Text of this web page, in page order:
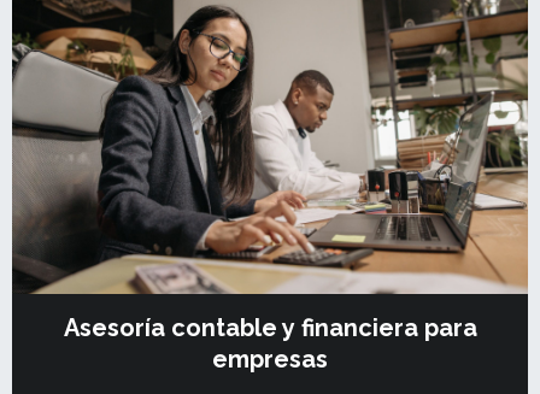
Asesoría contable y financiera para
empresas